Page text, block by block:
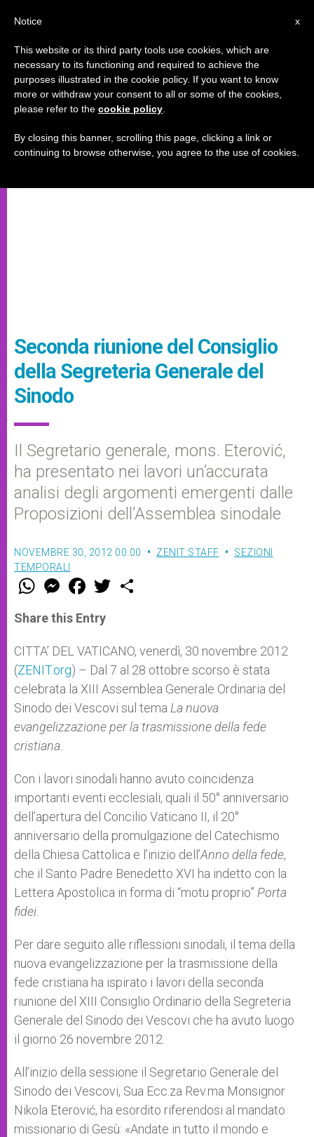
Seconda riunione del Consiglio
della Segreteria Generale del
Sinodo
Il Segretario generale, mons. Eterović,
ha presentato nei lavori un’accurata
analisi degli argomenti emergenti dalle
Proposizioni dell’Assemblea sinodale
NOVEMBRE 30, 2012 00:00 ZENIT STAFF
SEZIONI
TEMPORALI
W
t
s
p
p
M
e
s
e
g
e
r
F
a
e
b
o
k
w
r
Share this Entry
CITTA’ DEL VATICANO, venerdì, 30 novembre 2012
(ZENIT.org) – Dal 7 al 28 ottobre scorso è stata
celebrata la XIII Assemblea Generale Ordinaria del
Sinodo dei Vescovi sul tema La nuova
evangelizzazione per la trasmissione della fede
cristiana
Con i lavori sinodali hanno avuto coincidenza
importanti eventi ecclesiali, quali il 50° anniversario
dell’apertura del Concilio Vaticano II, il 20°
anniversario della promulgazione del Catechismo
della Chiesa Cattolica e l’inizio dell’Anno della fede,
che il Santo Padre Benedetto XVI ha indetto con la
Lettera Apostolica in forma di “motu proprio” Porta
fidei.
Per dare seguito alle riflessioni sinodali, il tema della
nuova evangelizzazione per la trasmissione della
fede cristiana ha ispirato i lavori della seconda
riunione del XIII Consiglio Ordinario della Segreteria
Generale del Sinodo dei Vescovi che ha avuto luogo
il giorno 26 novembre 2012.
All’inizio della sessione il Segretario Generale del
Sinodo dei Vescovi, Sua Ecc.za Rev.ma Monsignor
Nikola Eterović, ha esordito riferendosi al mandato
missionario di Gesù: «Andate in tutto il mondo e
x
Notice
This website or its third party tools use cookies, which are
necessary to its functioning and required to achieve the
purposes illustrated in the cookie policy. If you want to know
more or withdraw your consent to all or some of the cookies,
please refer to the cookie policy
By closing this banner, scrolling this page, clicking a link or
continuing to browse otherwise, you agree to the use of cookies.